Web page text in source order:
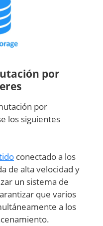
por
por
los siguientes
conectado a los
de alta velocidad y
un sistema de
que varios
a los